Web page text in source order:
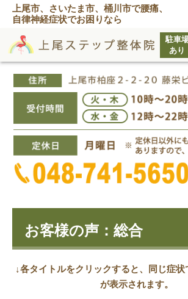
上尾市、さいたま市、桶川市で腰痛、
自律神経症状でお困りなら
お客様の声：総合
↓各タイトルをクリックすると、同じ症
が表示されます。